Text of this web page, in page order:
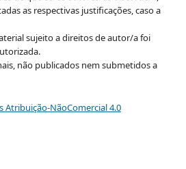
as respectivas justificações, caso a
sujeito a direitos de autor/a foi
não publicados nem submetidos a
Atribuição-NãoComercial 4.0